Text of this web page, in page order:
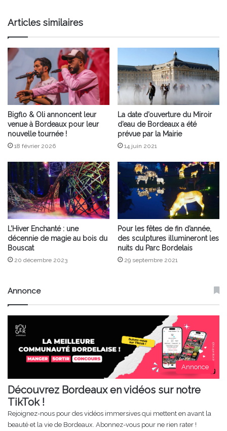
Articles similaires
Bigflo & Oli annoncent leur
venue à Bordeaux pour leur
nouvelle tournée !
18 février 2026
La date d’ouverture du Miroir
d’eau de Bordeaux a été
prévue par la Mairie
14 juin 2021
L’Hiver Enchanté : une
décennie de magie au bois du
Bouscat
20 décembre 2023
Pour les fêtes de fin d’année,
des sculptures illumineront les
nuits du Parc Bordelais
29 septembre 2021
Annonce
Annonce
Découvrez Bordeaux en vidéos sur notre
TikTok !
Rejoignez-nous pour des vidéos immersives qui mettent en avant la
beauté et la vie de Bordeaux. Abonnez-vous pour ne rien rater !